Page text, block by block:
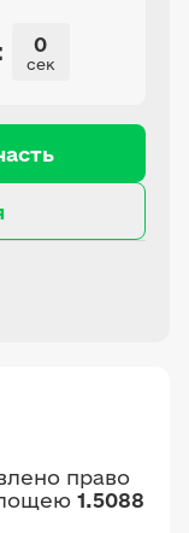
0
сек
право
1.5088